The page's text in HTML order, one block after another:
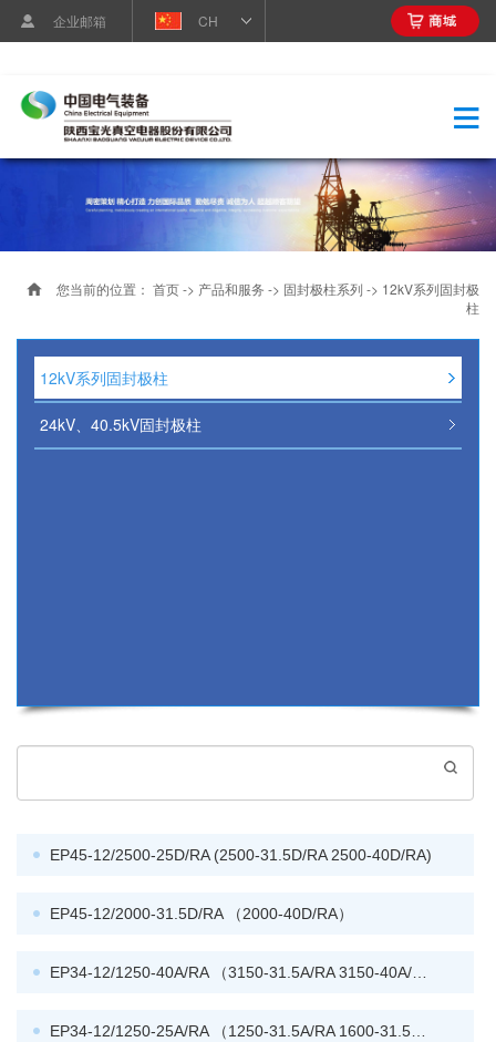
企业邮箱 CH
您当前的位置： 首页-> 产品和服务 -> 固封极柱系列 -> 12kV系列固封极
柱
12kV系列固封极柱
24kV、40.5kV固封极柱
EP45-12/2500-25D/RA (2500-31.5D/RA 2500-40D/RA)
EP45-12/2000-31.5D/RA （2000-40D/RA）
EP34-12/1250-40A/RA （3150-31.5A/RA 3150-40A/RA...
EP34-12/1250-25A/RA （1250-31.5A/RA 1600-31.5A/...